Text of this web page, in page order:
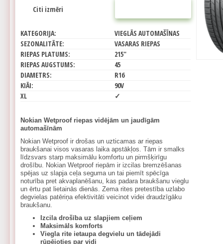
Citi izmēri
KATEGORIJA:
VIEGLĀS AUTOMAŠĪNAS
SEZONALITĀTE:
VASARAS RIEPAS
RIEPAS PLATUMS:
215"
RIEPAS AUGSTUMS:
45
DIAMETRS:
R16
KIĀI:
90V
XL
✓
Nokian Wetproof riepas vidējām un jaudīgām
automašīnām
Nokian Wetproof ir drošas un uzticamas ar riepas
braukšanai visos vasaras laika apstākļos. Tām ir smalks
līdzsvars starp maksimālu komfortu un pirmšķirīgu
drošību. Nokian Wetproof riepām ir izcilas bremzēšanas
spējas uz slapja ceļa seguma un tai piemīt spēcīga
noturība pret akvaplanēšanu, kas padara braukšanu vieglu
un ērtu pat lietainās dienās. Zema rites pretestība uzlabo
degvielas patēriņa efektivitāti veicinot videi draudzīgāku
braukšanu.
Izcila drošība uz slapjiem ceļiem
Maksimāls komforts
Viegla rite ietaupa degvielu un tādejādi
rūpējoties par vidi